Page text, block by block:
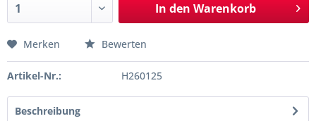
In den Warenkorb
Merken Bewerten
Artikel-Nr.: H260125
Beschreibung